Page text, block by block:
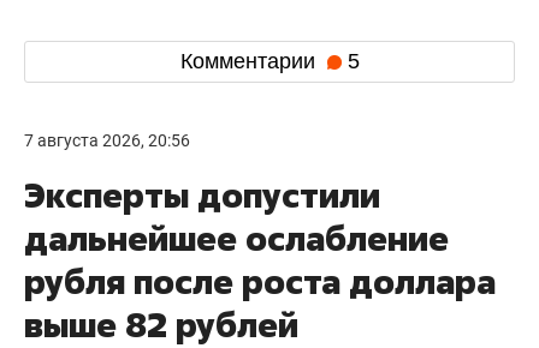
Комментарии 5
7 августа 2026, 20:56
Эксперты допустили
дальнейшее ослабление
рубля после роста доллара
выше 82 рублей